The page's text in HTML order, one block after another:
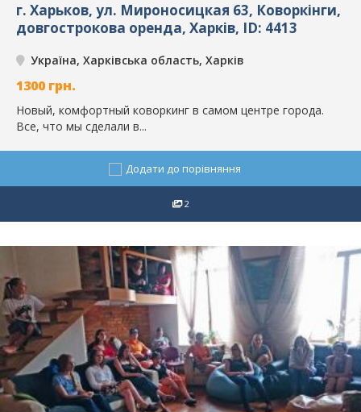
г. Харьков, ул. Мироносицкая 63, Коворкінги,
довгострокова оренда, Харків, ID: 4413
Україна, Харківська область, Харків
1300 грн.
Новый, комфортный коворкинг в самом центре города.
Все, что мы сделали в...
Додати до порівняння
2